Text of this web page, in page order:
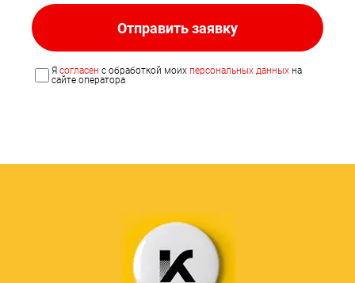
Отправить заявку
Я согласен с обработкой моих персональных данных на
сайте оператора